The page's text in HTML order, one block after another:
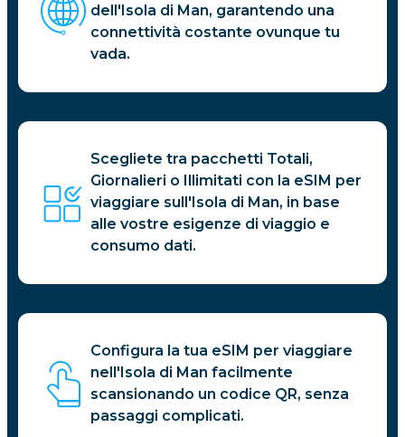
dell'Isola di Man, garantendo una
connettività costante ovunque tu
vada.
Scegliete tra pacchetti Totali,
Giornalieri o Illimitati con la eSIM per
viaggiare sull'Isola di Man, in base
alle vostre esigenze di viaggio e
consumo dati.
Configura la tua eSIM per viaggiare
nell'Isola di Man facilmente
scansionando un codice QR, senza
passaggi complicati.